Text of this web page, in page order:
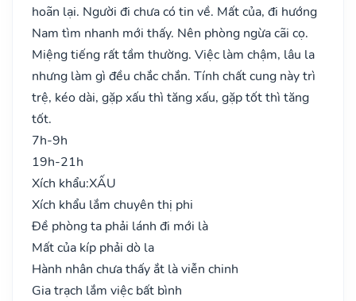
hoãn lại. Người đi chưa có tin về. Mất của, đi hướng
Nam tìm nhanh mới thấy. Nên phòng ngừa cãi cọ.
Miệng tiếng rất tầm thường. Việc làm chậm, lâu la
nhưng làm gì đều chắc chắn. Tính chất cung này trì
trệ, kéo dài, gặp xấu thì tăng xấu, gặp tốt thì tăng
tốt.
7h-9h
19h-21h
Xích khẩu:XẤU
Xích khẩu lắm chuyên thị phi
Đề phòng ta phải lánh đi mới là
Mất của kíp phải dò la
Hành nhân chưa thấy ắt là viễn chinh
Gia trạch lắm việc bất bình